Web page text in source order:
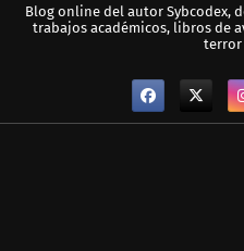
Blog online del autor Sybcodex,
trabajos académicos, libros de
terror